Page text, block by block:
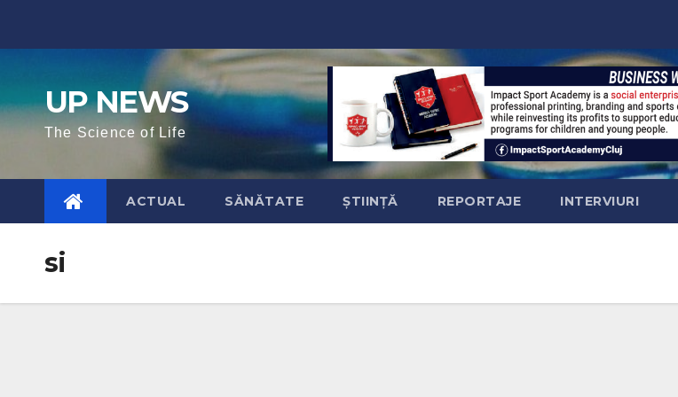
UP NEWS
The Science of Life
ACTUAL SĂNĂTATE ȘTIINȚĂ REPORTAJE INTERVIURI
si